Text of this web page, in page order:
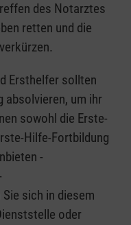
des Notarztes
retten und die
Ersthelfer sollten
absolvieren, um ihr
sowohl die Erste-
Hilfe-Fortbildung
-
sich in diesem
oder